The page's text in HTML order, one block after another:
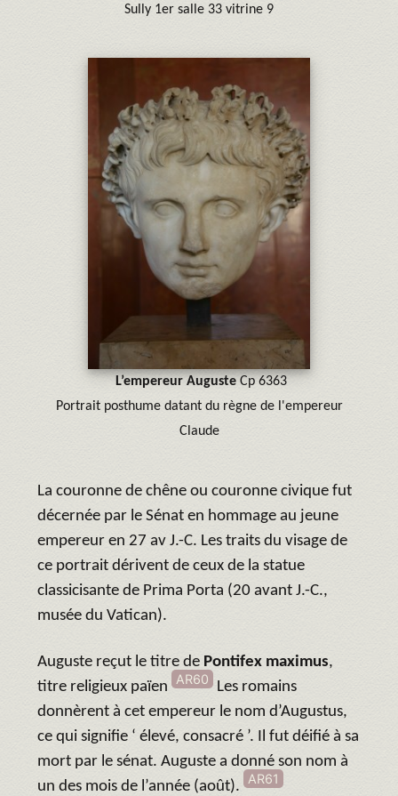
Sully 1er salle 33 vitrine 9
L’empereur Auguste Cp 6363
Portrait posthume datant du règne de l'empereur
Claude
La couronne de chêne ou couronne civique fut
décernée par le Sénat en hommage au jeune
empereur en 27 av J.-C. Les traits du visage de
ce portrait dérivent de ceux de la statue
classicisante de Prima Porta (20 avant J.-C.,
musée du Vatican).
Auguste reçut le titre de Pontifex maximus,
titre religieux païen
AR60
Les romains
donnèrent à cet empereur le nom d’Augustus,
ce qui signifie ‘ élevé, consacré ’. Il fut déifié à sa
mort par le sénat. Auguste a donné son nom à
un des mois de l’année (août).
AR61